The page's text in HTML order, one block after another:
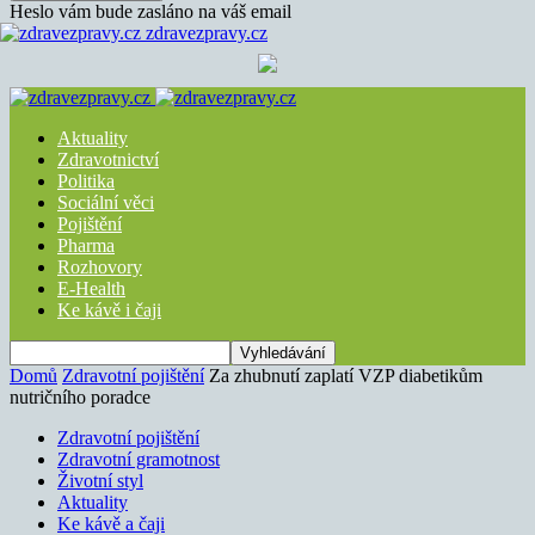
Heslo vám bude zasláno na váš email
zdravezpravy.cz
Aktuality
Zdravotnictví
Politika
Sociální věci
Pojištění
Pharma
Rozhovory
E-Health
Ke kávě i čaji
Domů Zdravotní pojištění Za zhubnutí zaplatí VZP diabetikům
nutričního poradce
Zdravotní pojištění
Zdravotní gramotnost
Životní styl
Aktuality
Ke kávě a čaji